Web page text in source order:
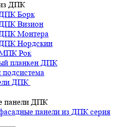
ДПК
Борк
Визион
Монтера
Нордскин
Рок
планкен ДПК
подсистема
ДПК
панели ДПК
панели из ДПК серия